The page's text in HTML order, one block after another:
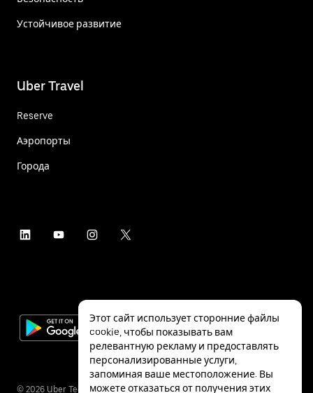
Устойчивое развитие
Uber Travel
Reserve
Аэропорты
Города
© 2026 Uber Technologies Inc.
Этот сайт использует сторонние файлы
cookie, чтобы показывать вам
релевантную рекламу и предоставлять
персонализированные услуги,
запоминая ваше местоположение. Вы
можете отказаться от получения этих